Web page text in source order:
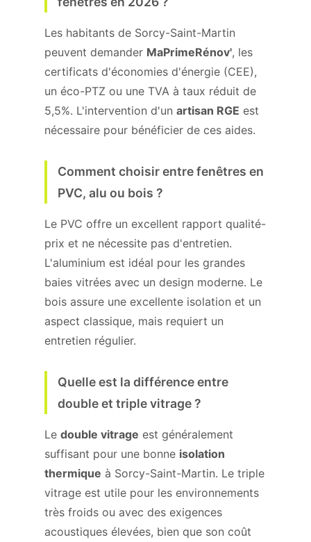
Les habitants de Sorcy-Saint-Martin
peuvent demander MaPrimeRénov', les
certificats d'économies d'énergie (CEE),
un éco-PTZ ou une TVA à taux réduit de
5,5%. L'intervention d'un artisan RGE est
nécessaire pour bénéficier de ces aides.
Comment choisir entre fenêtres en
PVC, alu ou bois ?
Le PVC offre un excellent rapport qualité-
prix et ne nécessite pas d'entretien.
L'aluminium est idéal pour les grandes
baies vitrées avec un design moderne. Le
bois assure une excellente isolation et un
aspect classique, mais requiert un
entretien régulier.
Quelle est la différence entre
double et triple vitrage ?
Le double vitrage est généralement
suffisant pour une bonne isolation
thermique à Sorcy-Saint-Martin. Le triple
vitrage est utile pour les environnements
très froids ou avec des exigences
acoustiques élevées, bien que son coût